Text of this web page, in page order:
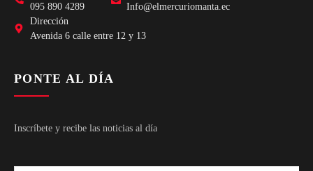
095 890 4289
Info@elmercuriomanta.ec
Dirección
Avenida 6 calle entre 12 y 13
PONTE AL DÍA
Inscríbete y recibe las noticias al día